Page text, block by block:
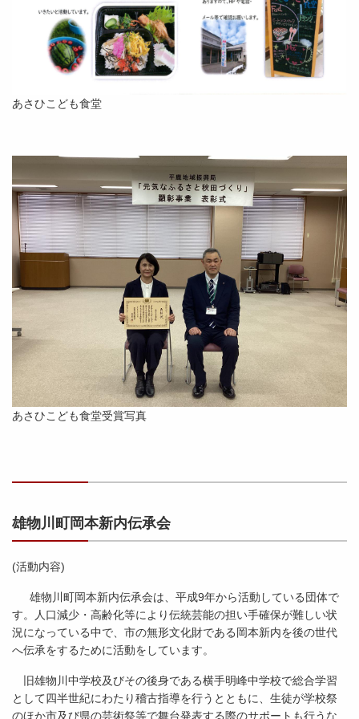
あさひこども食堂
あさひこども食堂受賞写真
雄物川町岡本新内伝承会
(活動内容)
雄物川町岡本新内伝承会は、平成9年から活動している団体で
す。人口減少・高齢化等により伝統芸能の担い手確保が難しい状
況になっている中で、市の無形文化財である岡本新内を後の世代
へ伝承をするために活動をしています。
旧雄物川中学校及びその後身である横手明峰中学校で総合学習
として四半世紀にわたり稽古指導を行うとともに、生徒が学校祭
のほか市及び県の芸術祭等で舞台発表する際のサポートも行うな